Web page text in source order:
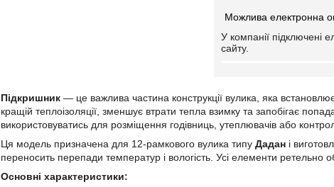
У компанії підключені
сайту.
Підкришник — це важлива частина конструкції вулика, яка
кращій теплоізоляції, зменшує втрати тепла взимку та запобігає
використовуватись для розміщення годівниць, утеплювачів або
Ця модель призначена для 12-рамкового вулика типу Дадан і
переносить перепади температур і вологість. Усі елементи ретельно
Основні характеристики: